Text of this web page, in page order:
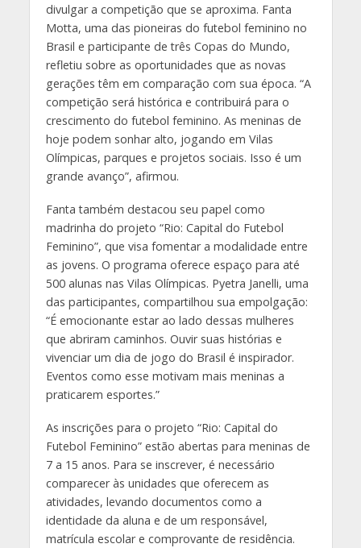
divulgar a competição que se aproxima. Fanta
Motta, uma das pioneiras do futebol feminino no
Brasil e participante de três Copas do Mundo,
refletiu sobre as oportunidades que as novas
gerações têm em comparação com sua época. “A
competição será histórica e contribuirá para o
crescimento do futebol feminino. As meninas de
hoje podem sonhar alto, jogando em Vilas
Olímpicas, parques e projetos sociais. Isso é um
grande avanço”, afirmou.
Fanta também destacou seu papel como
madrinha do projeto “Rio: Capital do Futebol
Feminino”, que visa fomentar a modalidade entre
as jovens. O programa oferece espaço para até
500 alunas nas Vilas Olímpicas. Pyetra Janelli, uma
das participantes, compartilhou sua empolgação:
“É emocionante estar ao lado dessas mulheres
que abriram caminhos. Ouvir suas histórias e
vivenciar um dia de jogo do Brasil é inspirador.
Eventos como esse motivam mais meninas a
praticarem esportes.”
As inscrições para o projeto “Rio: Capital do
Futebol Feminino” estão abertas para meninas de
7 a 15 anos. Para se inscrever, é necessário
comparecer às unidades que oferecem as
atividades, levando documentos como a
identidade da aluna e de um responsável,
matrícula escolar e comprovante de residência.